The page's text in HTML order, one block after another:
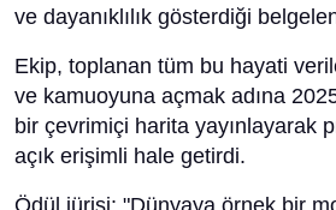
ve dayanıklılık gösterdiği
Ekip, toplanan tüm bu hayati
ve kamuoyuna açmak adına
bir çevrimiçi harita yayınlayarak
açık erişimli hale getirdi.
Ödül jürisi: "Dünyaya örnek bir